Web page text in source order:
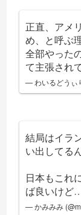
正直、アメ
め、と呼ぶ
全部やった
て主張され
— わいるどうぃ
結局はイラ
い出してる
日本もこれ
ば良いけど
— かみみみ